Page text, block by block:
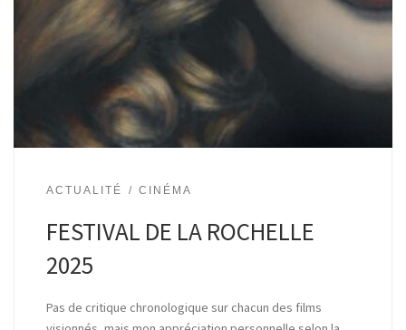
ACTUALITÉ CINÉMA
FESTIVAL DE LA ROCHELLE
2025
Pas de critique chronologique sur chacun des films